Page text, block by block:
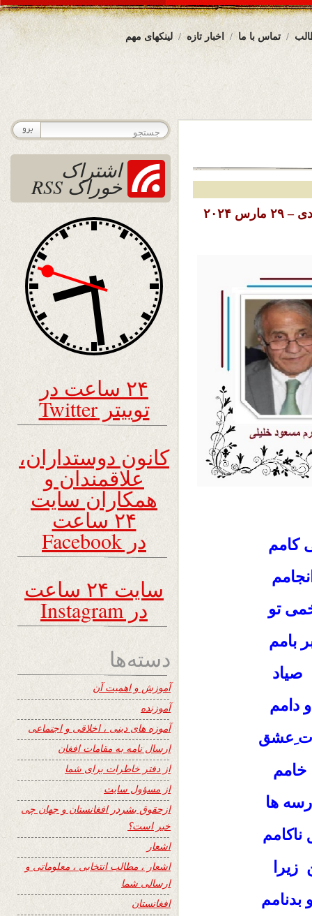
لینکهای مهم اخبار تازه تماس با ما
تاریخ نشر : جمعه ۱۰ حمل (فروردین) ۱۴۰۳ خورشیدی – ۲۹ مارس ۲۰۲۴
کامم
تو
بامم
دامم
ِعشق
ها
بدنامم
اشتراک
خوراک RSS
۲۴ ساعت در
توییتر Twitter
کانون دوستداران،
علاقمندان و
همکاران سایت
۲۴ ساعت
در Facebook
سایت ۲۴ ساعت
در Instagram
دسته‌ها
آموزش و اهمیت آن
آموزنده
آموزه های دینی ، اخلاقی و اجتماعی
ارسال نامه به مقامات افغان
از دفتر خاطرات برای شما
از مسؤول سایت
ازحقوق بشردر افغانستان و جهان چی
خبر است؟
اشعار
اشعار ، مطالب انتخابی ، معلوماتی و
ارسالی شما
افغانستان